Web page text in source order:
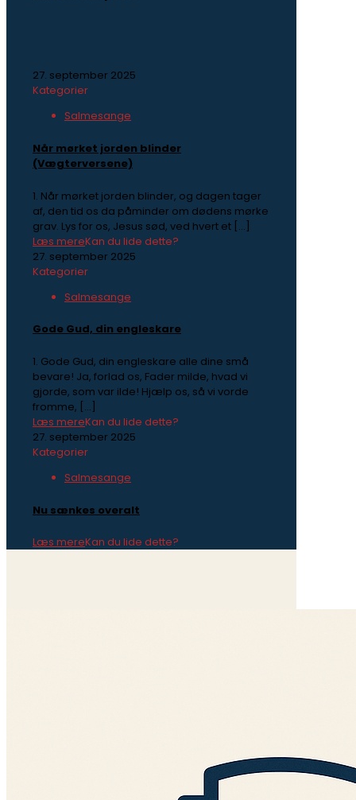
27. september 2025
Kategorier
Salmesange
Når mørket jorden blinder
(Vægterversene)
1. Når mørket jorden blinder, og dagen tager
af, den tid os da påminder om dødens mørke
grav. Lys for os, Jesus sød, ved hvert et […]
Kan du lide dette?
Læs mere
27. september 2025
Kategorier
Salmesange
Gode Gud, din engleskare
1. Gode Gud, din engleskare alle dine små
bevare! Ja, forlad os, Fader milde, hvad vi
gjorde, som var ilde! Hjælp os, så vi vorde
fromme, […]
Kan du lide dette?
Læs mere
27. september 2025
Kategorier
Salmesange
Nu sænkes overalt
Kan du lide dette?
Læs mere